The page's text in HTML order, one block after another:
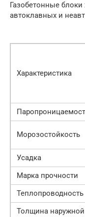
Газобетонные блоки
автоклавных и
Характеристика
Морозостойкость
Усадка
Марка прочности
Теплопроводность
Толщина наружной